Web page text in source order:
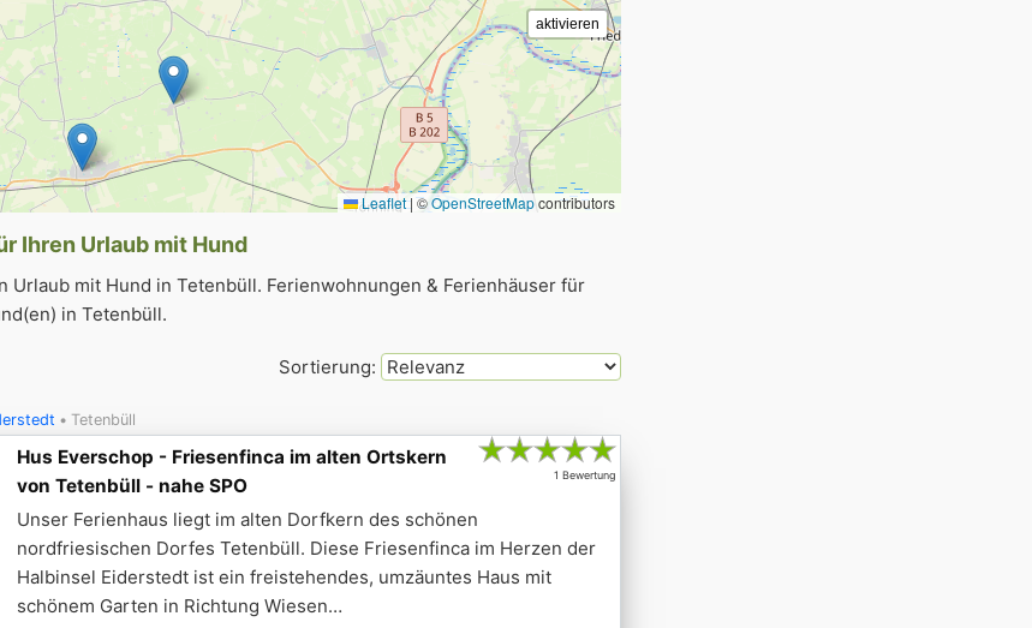
Leaflet|©OpenStreetMapcontributors
Ihren Urlaub mit Hund
Urlaub mit Hund in Tetenbüll. Ferienwohnungen & Ferienhäuser für
in Tetenbüll.
Sortierung:
Tetenbüll
★★★★★
1 Bewertung
Hus Everschop - Friesenfinca im alten Ortskern
von Tetenbüll - nahe SPO
Unser Ferienhaus liegt im alten Dorfkern des schönen
nordfriesischen Dorfes Tetenbüll. Diese Friesenfinca im Herzen der
Halbinsel Eiderstedt ist ein freistehendes, umzäuntes Haus mit
schönem Garten in Richtung Wiesen